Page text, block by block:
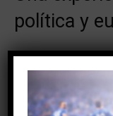
política y
Las
Torrevieja
participar en
instituciones